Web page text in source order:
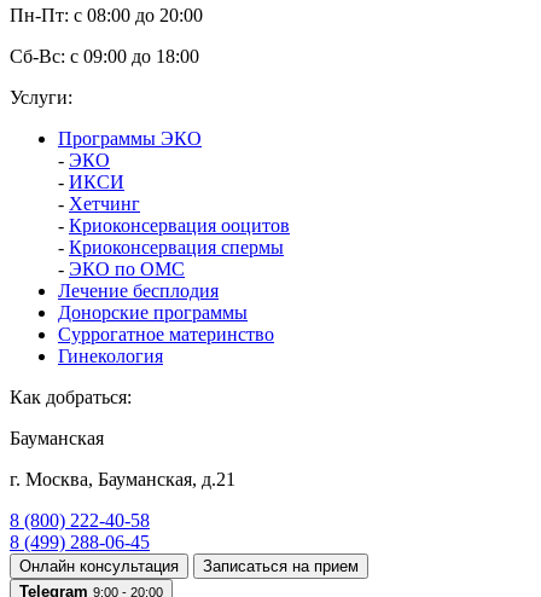
Пн-Пт: с 08:00 до 20:00
Сб-Вс: с 09:00 до 18:00
Услуги:
Программы ЭКО
- ЭКО
- ИКСИ
- Хетчинг
- Криоконсервация ооцитов
- Криоконсервация спермы
- ЭКО по ОМС
Лечение бесплодия
Донорские программы
Суррогатное материнство
Гинекология
Как добраться:
Бауманская
г. Москва, Бауманская, д.21
8 (800) 222-40-58
8 (499) 288-06-45
Онлайн консультация
Записаться на прием
Telegram 9:00 - 20:00